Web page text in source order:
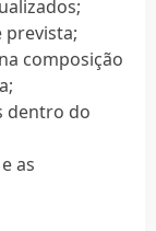
composição
dentro do
as